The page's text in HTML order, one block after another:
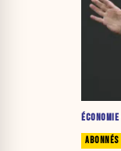
ÉCONOMIE